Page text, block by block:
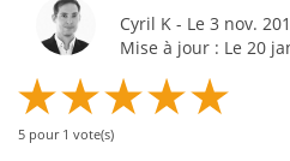
Cyril K - Le 3 nov.
Mise à jour : Le 20
5 pour 1 vote(s)